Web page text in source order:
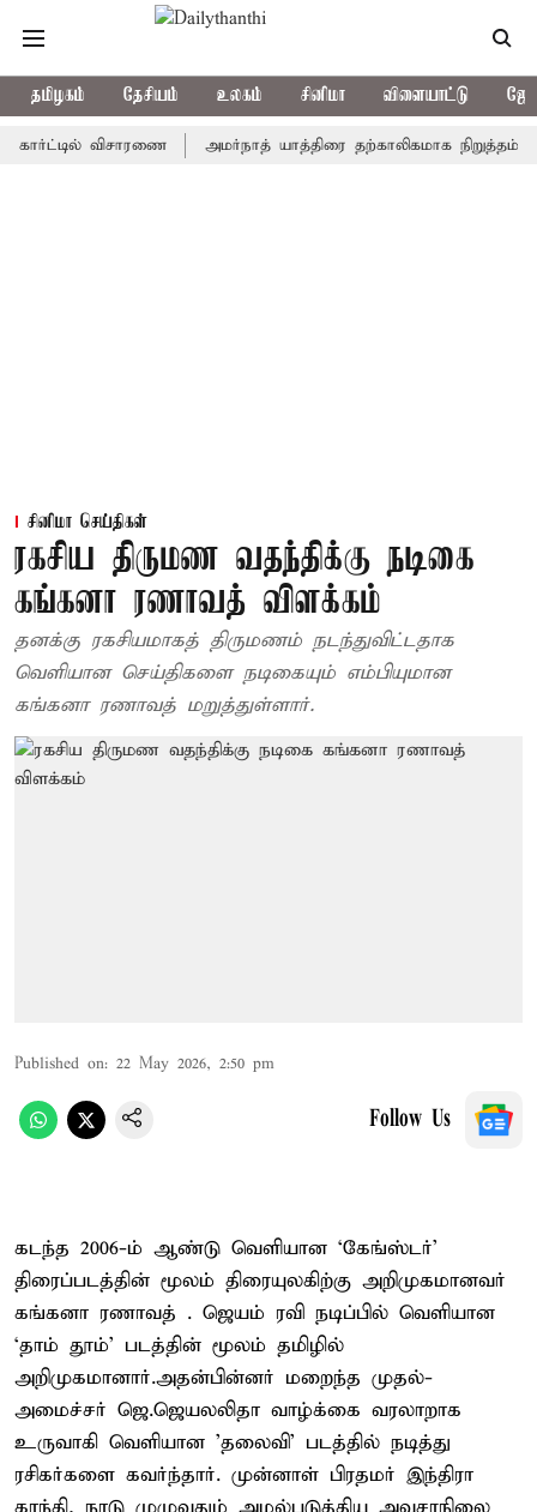
தமிழகம் தேசியம் உலகம் சினிமா விளையாட்டு
விசாரணை அமர்நாத் யாத்திரை தற்காலிகமாக நிறுத்தம்
சினிமா செய்திகள்
ரகசிய திருமண வதந்திக்கு நடிகை
கங்கனா ரணாவத் விளக்கம்
தனக்கு ரகசியமாகத் திருமணம் நடந்துவிட்டதாக
வெளியான செய்திகளை நடிகையும் எம்பியுமான
கங்கனா ரணாவத் மறுத்துள்ளார்.
Published on: 22 May 2026, 2:50 pm
Follow Us
கடந்த 2006-ம் ஆண்டு வெளியான ‘கேங்ஸ்டர்’
திரைப்படத்தின் மூலம் திரையுலகிற்கு அறிமுகமானவர்
கங்கனா ரணாவத் . ஜெயம் ரவி நடிப்பில் வெளியான
‘தாம் தூம்’ படத்தின் மூலம் தமிழில்
அறிமுகமானார்.அதன்பின்னர் மறைந்த முதல்-
அமைச்சர் ஜெ.ஜெயலலிதா வாழ்க்கை வரலாறாக
உருவாகி வெளியான 'தலைவி' படத்தில் நடித்து
ரசிகர்களை கவர்ந்தார். முன்னாள் பிரதமர் இந்திரா